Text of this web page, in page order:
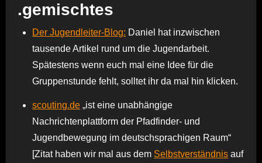
.gemischtes
Der Jugendleiter-Blog: Daniel hat inzwischen
tausende Artikel rund um die Jugendarbeit.
Spätestens wenn euch mal eine Idee für die
Gruppenstunde fehlt, solltet ihr da mal hin klicken.
scouting.de „ist eine unabhängige
Nachrichtenplattform der Pfadfinder- und
Jugendbewegung im deutschsprachigen Raum“
[Zitat haben wir mal aus dem Selbstverständnis auf